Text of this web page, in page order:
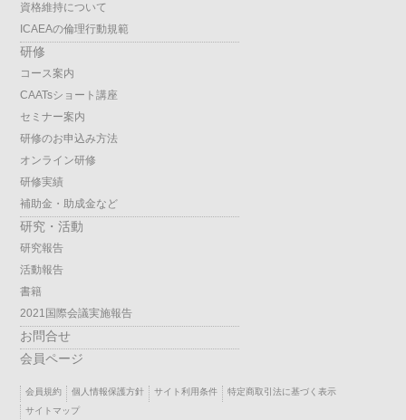
資格維持について
ICAEAの倫理行動規範
研修
コース案内
CAATsショート講座
セミナー案内
研修のお申込み方法
オンライン研修
研修実績
補助金・助成金など
研究・活動
研究報告
活動報告
書籍
2021国際会議実施報告
お問合せ
会員ページ
会員規約 個人情報保護方針 サイト利用条件
特定商取引法に基づく表示
サイトマップ